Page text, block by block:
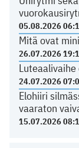
05.08.2026
Mitä ovat
26.07.2026
24.07.2026
Elohiiri
vaaraton
15.07.2026